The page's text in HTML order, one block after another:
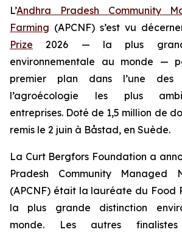
L’Andhra Pradesh Community
Farming (APCNF) s’est vu
Prize 2026 — la plus
environnementale au monde —
premier plan dans l’une des
l’agroécologie les plus
entreprises. Doté de 1,5 million de
remis le 2 juin à Båstad, en Suède.
La Curt Bergfors Foundation a
Pradesh Community Managed
(APCNF) était la lauréate du Food
la plus grande distinction
monde. Les autres finalistes